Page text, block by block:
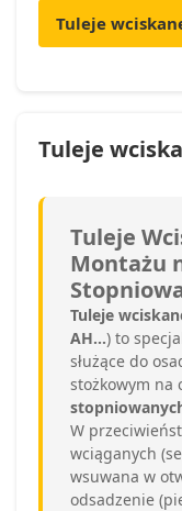
Tuleje
Tuleje
Tuleje
Montażu
Tuleje
AH...) to
służące do
stożkowym na
W
wciąganych
wsuwana w
odsadzenie